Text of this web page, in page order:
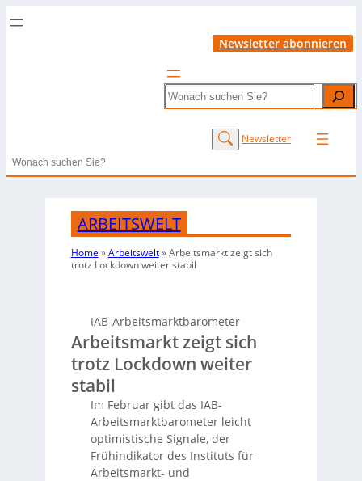
Newsletter abonnieren
Search
Newsletter
Search
ARBEITSWELT
Home »Arbeitswelt»Arbeitsmarkt zeigt sich
trotz Lockdown weiter stabil
IAB-Arbeitsmarktbarometer
Arbeitsmarkt zeigt sich
trotz Lockdown weiter
stabil
Im Februar gibt das IAB-
Arbeitsmarktbarometer leicht
optimistische Signale, der
Frühindikator des Instituts für
Arbeitsmarkt- und